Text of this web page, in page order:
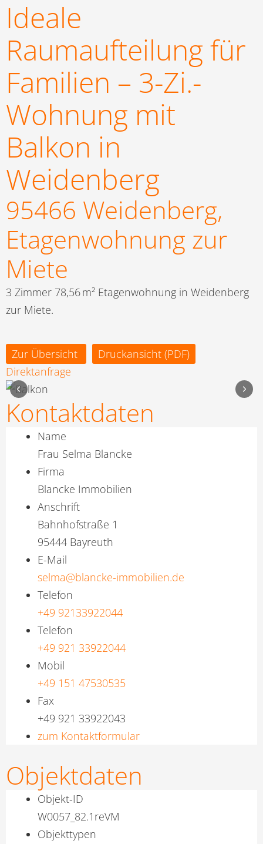
Ideale
Raumaufteilung für
Familien – 3-Zi.-
Wohnung mit
Balkon in
Weidenberg
95466 Weidenberg,
Etagenwohnung zur
Miete
3 Zimmer 78,56 m² Etagenwohnung in Weidenberg
zur Miete.
Zur Übersicht
Druckansicht (PDF)
Direktanfrage
Kontaktdaten
Name
Frau Selma Blancke
Firma
Blancke Immobilien
Anschrift
Bahnhofstraße 1
95444 Bayreuth
E-Mail
selma@blancke-immobilien.de
Telefon
+49 92133922044
Telefon
+49 921 33922044
Mobil
+49 151 47530535
Fax
+49 921 33922043
zum Kontaktformular
Objektdaten
Objekt-ID
W0057_82.1reVM
Objekttypen